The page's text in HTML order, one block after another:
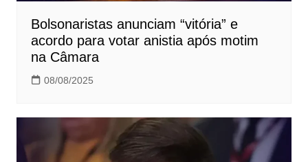
Bolsonaristas anunciam “vitória” e
acordo para votar anistia após motim
na Câmara
08/08/2025